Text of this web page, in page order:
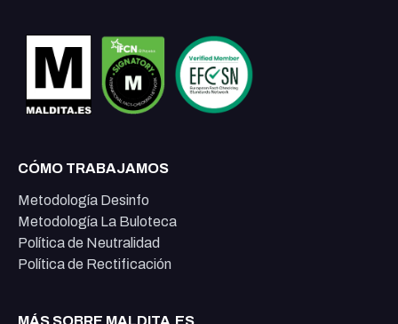
CÓMO TRABAJAMOS
Metodología Desinfo
Metodología La Buloteca
Política de Neutralidad
Política de Rectificación
MÁS SOBRE MALDITA.ES